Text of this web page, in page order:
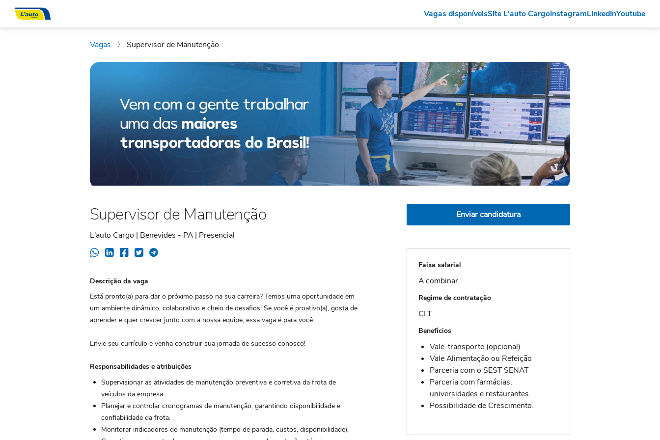
Vagas disponíveisSite L'auto CargoInstagramLinkedInYoutube
Vagas 〉 Supervisor de Manutenção
Supervisor de Manutenção
L'auto Cargo | Benevides - PA | Presencial
Descrição da vaga
Está pronto(a) para dar o próximo passo na sua carreira? Temos uma oportunidade em
um ambiente dinâmico, colaborativo e cheio de desafios! Se você é proativo(a), gosta de
aprender e quer crescer junto com a nossa equipe, essa vaga é para você.
Envie seu currículo e venha construir sua jornada de sucesso conosco!
Responsabilidades e atribuições
Supervisionar as atividades de manutenção preventiva e corretiva da frota de
veículos da empresa.
Planejar e controlar cronogramas de manutenção, garantindo disponibilidade e
confiabilidade da frota.
Monitorar indicadores de manutenção (tempo de parada, custos, disponibilidade).
Enviar candidatura
Faixa salarial
A combinar
Regime de contratação
CLT
Benefícios
Vale-transporte (opcional)
Vale Alimentação ou Refeição
Parceria com o SEST SENAT
Parceria com farmácias,
universidades e restaurantes.
Possibilidade de Crescimento.